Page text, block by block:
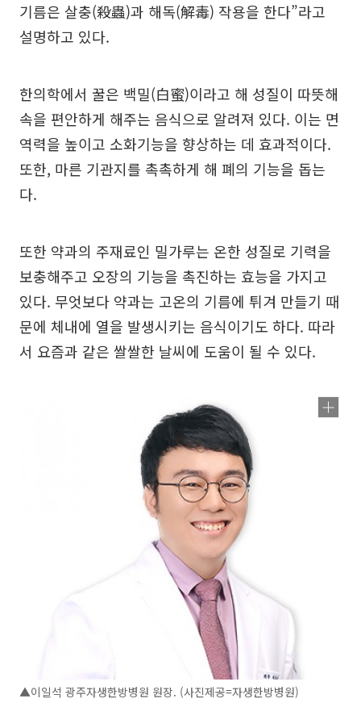
기름은 살충(殺蟲)과 해독(解毒) 작용을 한다”라고
설명하고 있다.
한의학에서 꿀은 백밀(白蜜)이라고 해 성질이 따뜻해
속을 편안하게 해주는 음식으로 알려져 있다. 이는 면
역력을 높이고 소화기능을 향상하는 데 효과적이다.
또한, 마른 기관지를 촉촉하게 해 폐의 기능을 돕는
다.
또한 약과의 주재료인 밀가루는 온한 성질로 기력을
보충해주고 오장의 기능을 촉진하는 효능을 가지고
있다. 무엇보다 약과는 고온의 기름에 튀겨 만들기 때
문에 체내에 열을 발생시키는 음식이기도 하다. 따라
서 요즘과 같은 쌀쌀한 날씨에 도움이 될 수 있다.
▲이일석 광주자생한방병원 원장. (사진제공=자생한방병원)